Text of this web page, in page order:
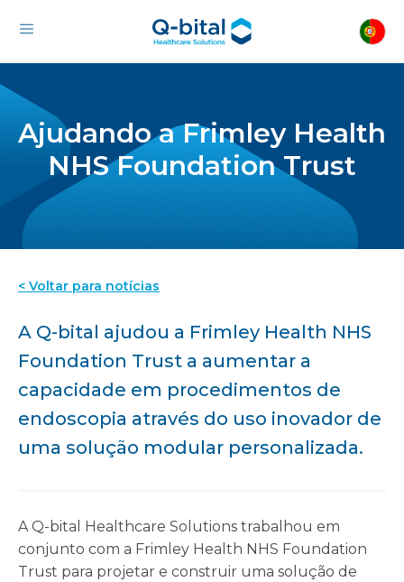
Ajudando a Frimley Health
NHS Foundation Trust
< Voltar para notícias
A Q-bital ajudou a Frimley Health NHS
Foundation Trust a aumentar a
capacidade em procedimentos de
endoscopia através do uso inovador de
uma solução modular personalizada.
A Q-bital Healthcare Solutions trabalhou em
conjunto com a Frimley Health NHS Foundation
Trust para projetar e construir uma solução de